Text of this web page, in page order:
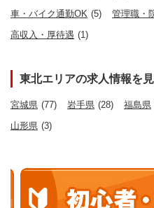
車・バイク通勤OK (5) 管理職・
高収入・厚待遇 (1)
東北エリアの求人情報を
宮城県 (77) 岩手県 (28) 福島県
山形県 (3)